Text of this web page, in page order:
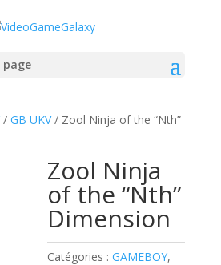
page
/ GB UKV/ Zool Ninja of the “Nth”
Zool Ninja
of the “Nth”
Dimension
Catégories :GAMEBOY,